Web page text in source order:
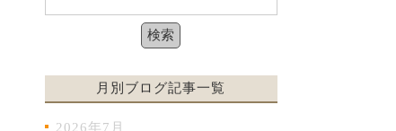
月別ブログ記事一覧
2026年7月